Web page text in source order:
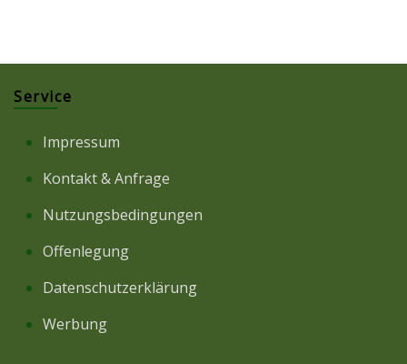
Service
Impressum
Kontakt & Anfrage
Nutzungsbedingungen
Offenlegung
Datenschutzerklärung
Werbung